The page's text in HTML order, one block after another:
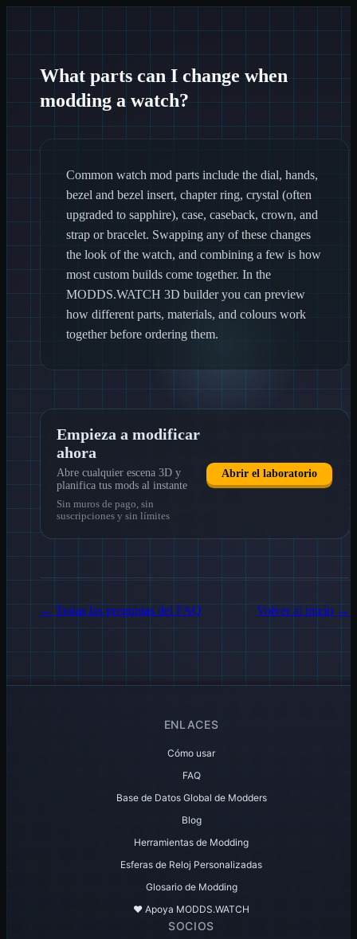
What parts can I change when
modding a watch?
Common watch mod parts include the dial, hands,
bezel and bezel insert, chapter ring, crystal (often
upgraded to sapphire), case, caseback, crown, and
strap or bracelet. Swapping any of these changes
the look of the watch, and combining a few is how
most custom builds come together. In the
MODDS.WATCH 3D builder you can preview
how different parts, materials, and colours work
together before ordering them.
Empieza a modificar
ahora
Abre cualquier escena 3D y
planifica tus mods al instante
Sin muros de pago, sin
suscripciones y sin límites
Abrir el laboratorio
← Todas las preguntas del FAQ Volver al inicio →
ENLACES
Cómo usar
FAQ
Base de Datos Global de Modders
Blog
Herramientas de Modding
Esferas de Reloj Personalizadas
Glosario de Modding
♥️ Apoya MODDS.WATCH
SOCIOS